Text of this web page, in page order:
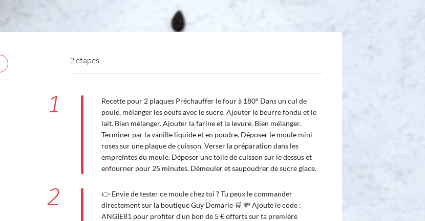
2 étapes
1
Recette pour 2 plaques Préchauffer le four à 180° Dans un cul de
poule, mélanger les oeufs avec le sucre. Ajouter le beurre fondu et le
lait. Bien mélanger. Ajouter la farine et la levure. Bien mélanger.
Terminer par la vanille liquide et en poudre. Déposer le moule mini
roses sur une plaque de cuisson. Verser la préparation dans les
empreintes du moule. Déposer une toile de cuisson sur le dessus et
enfourner pour 25 minutes. Démouler et saupoudrer de sucre glace.
2
👉 Envie de tester ce moule chez toi ? Tu peux le commander
directement sur la boutique Guy Demarle 🛒 💸 Ajoute le code :
ANGIE81 pour profiter d’un bon de 5 € offerts sur ta première